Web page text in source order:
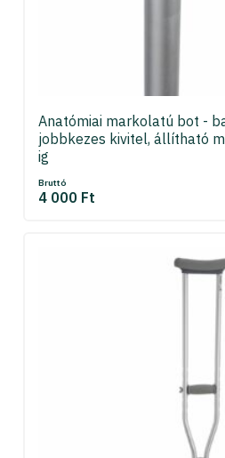
Anatómiai markolatú bot -
jobbkezes kivitel, állítható
ig
Bruttó
4 000 Ft